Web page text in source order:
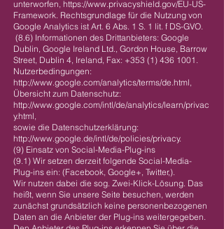
unterworfen, https://www.privacyshield.gov/EU-US-
Framework. Rechtsgrundlage für die Nutzung von
Google Analytics ist Art. 6 Abs. 1 S. 1 lit. f DS-GVO.
(8.6) Informationen des Drittanbieters: Google
Dublin, Google Ireland Ltd., Gordon House, Barrow
Street, Dublin 4, Ireland, Fax: +353 (1) 436 1001 .
Nutzerbedingungen:
http://www.google.com/analytics/terms/de.html,
Übersicht zum Datenschutz:
http://www.google.com/intl/de/analytics/learn/privac
y.html,
sowie die Datenschutzerklärung:
http://www.google.de/intl/de/policies/privacy.
(9) Einsatz von Social-Media-Plug-ins
(9.1) Wir setzen derzeit folgende Social-Media-
Plug-ins ein: (Facebook, Google+, Twitter,).
Wir nutzen dabei die sog. Zwei-Klick-Lösung. Das
heißt, wenn Sie unsere Seite besuchen, werden
zunächst grundsätzlich keine personenbezogenen
Daten an die Anbieter der Plug-ins weitergegeben.